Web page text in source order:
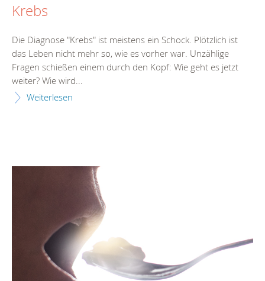
Krebs
Die Diagnose "Krebs" ist meistens ein Schock. Plötzlich ist
das Leben nicht mehr so, wie es vorher war. Unzählige
Fragen schießen einem durch den Kopf: Wie geht es jetzt
weiter? Wie wird...
Weiterlesen